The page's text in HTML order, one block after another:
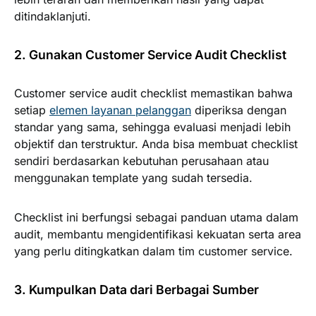
ditindaklanjuti.
2. Gunakan Customer Service Audit Checklist
Customer service audit checklist memastikan bahwa
setiap elemen layanan pelanggan diperiksa dengan
standar yang sama, sehingga evaluasi menjadi lebih
objektif dan terstruktur. Anda bisa membuat checklist
sendiri berdasarkan kebutuhan perusahaan atau
menggunakan template yang sudah tersedia.
Checklist ini berfungsi sebagai panduan utama dalam
audit, membantu mengidentifikasi kekuatan serta area
yang perlu ditingkatkan dalam tim customer service.
3. Kumpulkan Data dari Berbagai Sumber